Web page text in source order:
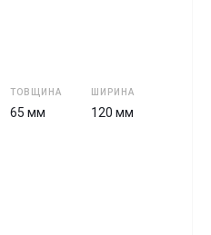
ТОВЩИНА
65 мм
ШИРИНА
120 мм